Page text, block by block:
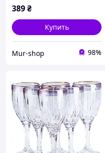
389₴
Купить
Mur-shop 98%